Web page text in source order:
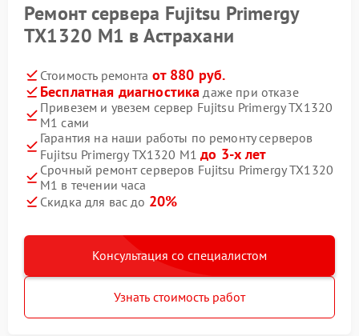
Ремонт сервера Fujitsu Primergy
TX1320 M1 в Астрахани
Стоимость ремонта от 880 руб.
Бесплатная диагностика даже при отказе
Привезем и увезем сервер Fujitsu Primergy TX1320
M1 сами
Гарантия на наши работы по ремонту серверов
Fujitsu Primergy TX1320 M1до 3-х лет
Срочный ремонт серверов Fujitsu Primergy TX1320
M1 в течении часа
Скидка для вас до 20%
Консультация со специалистом
Узнать стоимость работ